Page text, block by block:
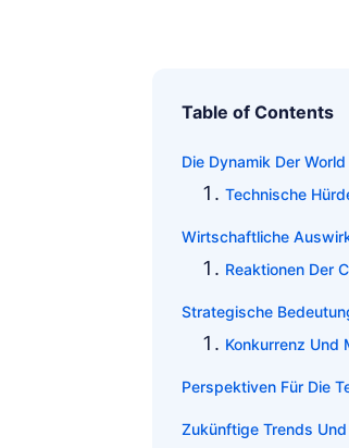
Table of Contents
Die Dynamik Der
Technische
Wirtschaftliche
Reaktionen Der
Strategische
Konkurrenz Und
Perspektiven Für Die
Zukünftige Trends